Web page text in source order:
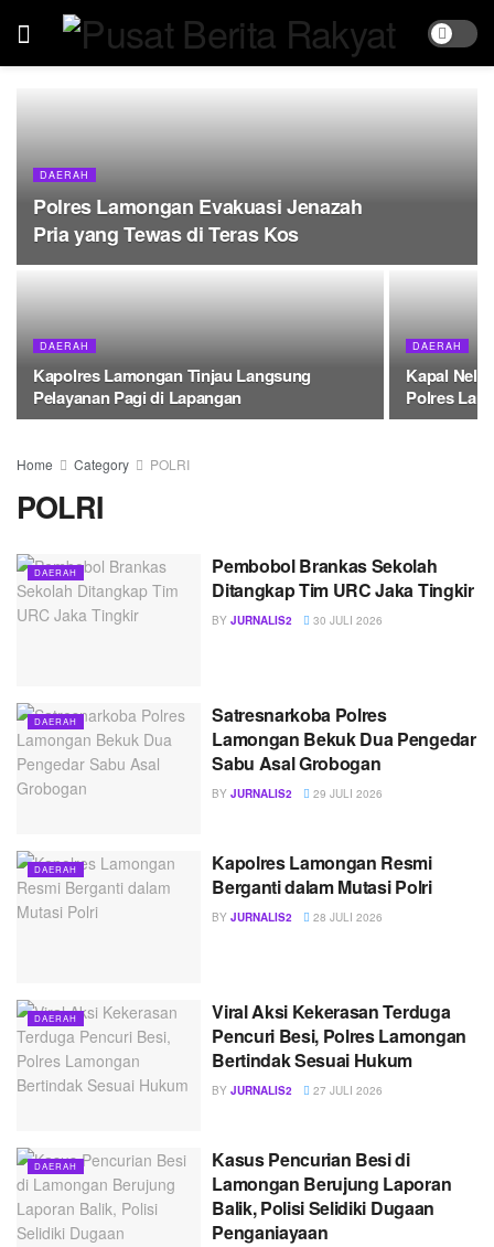
DAERAH
Polres Lamongan Evakuasi Jenazah
Pria yang Tewas di Teras Kos
DAERAH
Kapolres Lamongan Tinjau Langsung
Pelayanan Pagi di Lapangan
DAERAH
Kapal
Polres
Home Category POLRI
POLRI
DAERAH
Pembobol Brankas Sekolah
Ditangkap Tim URC Jaka Tingkir
BY JURNALIS2 30 JULI 2026
DAERAH
Satresnarkoba Polres
Lamongan Bekuk Dua Pengedar
Sabu Asal Grobogan
BY JURNALIS2 29 JULI 2026
DAERAH
Kapolres Lamongan Resmi
Berganti dalam Mutasi Polri
BY JURNALIS2 28 JULI 2026
DAERAH
Viral Aksi Kekerasan Terduga
Pencuri Besi, Polres Lamongan
Bertindak Sesuai Hukum
BY JURNALIS2 27 JULI 2026
DAERAH
Kasus Pencurian Besi di
Lamongan Berujung Laporan
Balik, Polisi Selidiki Dugaan
Penganiayaan